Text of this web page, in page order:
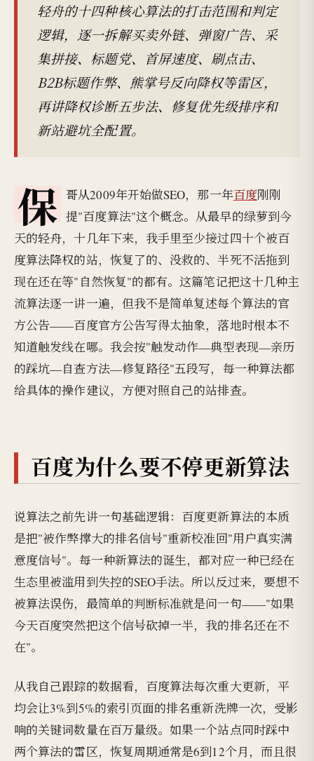
轻舟的十四种核心算法的打击范围和判定
逻辑，逐一拆解买卖外链、弹窗广告、采
集拼接、标题党、首屏速度、刷点击、
B2B标题作弊、熊掌号反向降权等雷区，
再讲降权诊断五步法、修复优先级排序和
新站避坑全配置。
保 哥从2009年开始做SEO，那一年百度刚刚
提"百度算法"这个概念。从最早的绿萝到今
天的轻舟，十几年下来，我手里至少接过四十个被百
度算法降权的站，恢复了的、没救的、半死不活拖到
现在还在等"自然恢复"的都有。这篇笔记把这十几种主
流算法逐一讲一遍，但我不是简单复述每个算法的官
方公告——百度官方公告写得太抽象，落地时根本不
知道触发线在哪。我会按"触发动作—典型表现—亲历
的踩坑—自查方法—修复路径"五段写，每一种算法都
给具体的操作建议，方便对照自己的站排查。
百度为什么要不停更新算法
说算法之前先讲一句基础逻辑：百度更新算法的本质
是把"被作弊撑大的排名信号"重新校准回"用户真实满
意度信号"。每一种新算法的诞生，都对应一种已经在
生态里被滥用到失控的SEO手法。所以反过来，要想不
被算法误伤，最简单的判断标准就是问一句——"如果
今天百度突然把这个信号砍掉一半，我的排名还在不
在"。
从我自己跟踪的数据看，百度算法每次重大更新，平
均会让3%到5%的索引页面的排名重新洗牌一次，受影
响的关键词数量在百万量级。如果一个站点同时踩中
两个算法的雷区，恢复周期通常是6到12个月，而且很